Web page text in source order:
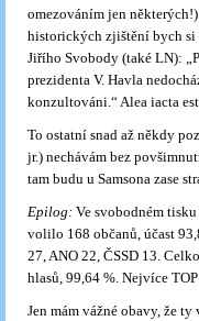
omezováním jen
historických zjištění bych
Jiřího Svobody (také LN):
prezidenta V. Havla
konzultováni.“ Alea iacta
To ostatní snad až někdy
jr.) nechávám bez
tam budu u Samsona zase
Epilog: Ve svobodném
volilo 168 občanů, účast
27, ANO 22, ČSSD 13.
hlasů, 99,64 %. Nejvíce
Jen mám vážné obavy, že